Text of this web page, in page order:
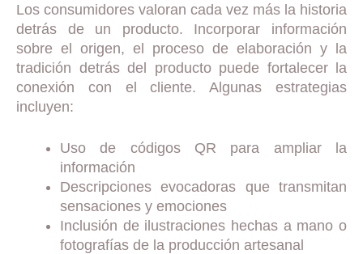
Los consumidores valoran cada vez más la historia
detrás de un producto. Incorporar información
sobre el origen, el proceso de elaboración y la
tradición detrás del producto puede fortalecer la
conexión con el cliente. Algunas estrategias
incluyen:
Uso de códigos QR para ampliar la
información
Descripciones evocadoras que transmitan
sensaciones y emociones
Inclusión de ilustraciones hechas a mano o
fotografías de la producción artesanal